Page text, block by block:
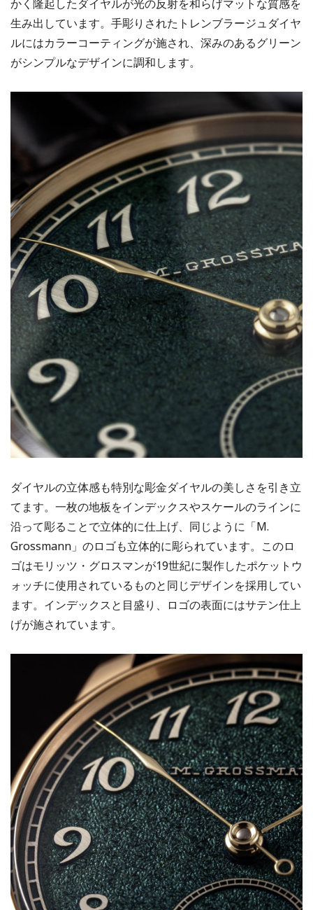
かく隆起したダイヤルが光の反射を和らげマットな質感を
生み出しています。手彫りされたトレンブラージュダイヤ
ルにはカラーコーティングが施され、深みのあるグリーン
がシンプルなデザインに調和します。
ダイヤルの立体感も特別な彫金ダイヤルの美しさを引き立
てます。一枚の地板をインデックスやスケールのラインに
沿って彫ることで立体的に仕上げ、同じように「M.
Grossmann」のロゴも立体的に彫られています。このロ
ゴはモリッツ・グロスマンが19世紀に製作したポケットウ
ォッチに使用されているものと同じデザインを採用してい
ます。インデックスと目盛り、ロゴの表面にはサテン仕上
げが施されています。